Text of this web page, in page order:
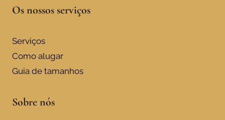
Os nossos serviços
Serviços
Como alugar
Guia de tamanhos
Sobre nós